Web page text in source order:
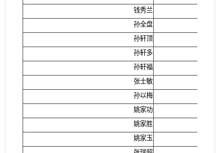
钱秀兰
孙全盘
孙轩顶
孙轩多
孙轩福
张士敏
孙以梅
姚家功
姚家胜
姚家玉